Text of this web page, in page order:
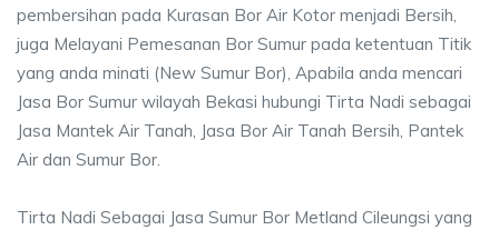
pembersihan pada Kurasan Bor Air Kotor menjadi Bersih,
juga Melayani Pemesanan Bor Sumur pada ketentuan Titik
yang anda minati (New Sumur Bor), Apabila anda mencari
Jasa Bor Sumur wilayah Bekasi hubungi Tirta Nadi sebagai
Jasa Mantek Air Tanah, Jasa Bor Air Tanah Bersih, Pantek
Air dan Sumur Bor.
Tirta Nadi Sebagai Jasa Sumur Bor Metland Cileungsi yang